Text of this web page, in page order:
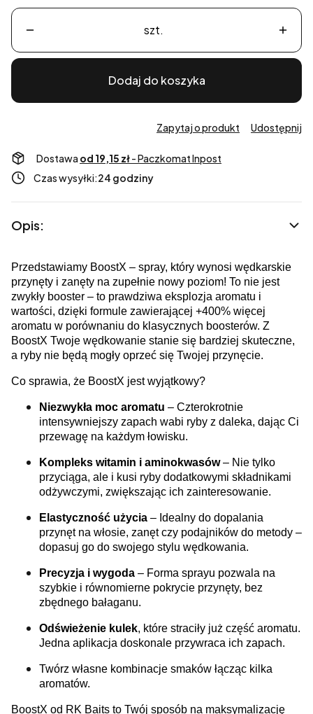
szt.
Dodaj do koszyka
Zapytaj o produkt Udostępnij
Dostawa od 19,15 zł- Paczkomat Inpost
Czas wysyłki:24 godziny
Opis:
Przedstawiamy BoostX – spray, który wynosi wędkarskie
przynęty i zanęty na zupełnie nowy poziom! To nie jest
zwykły booster – to prawdziwa eksplozja aromatu i
wartości, dzięki formule zawierającej +400% więcej
aromatu w porównaniu do klasycznych boosterów. Z
BoostX Twoje wędkowanie stanie się bardziej skuteczne,
a ryby nie będą mogły oprzeć się Twojej przynęcie.
Co sprawia, że BoostX jest wyjątkowy?
Niezwykła moc aromatu – Czterokrotnie
intensywniejszy zapach wabi ryby z daleka, dając Ci
przewagę na każdym łowisku.
Kompleks witamin i aminokwasów– Nie tylko
przyciąga, ale i kusi ryby dodatkowymi składnikami
odżywczymi, zwiększając ich zainteresowanie.
Elastyczność użycia – Idealny do dopalania
przynęt na włosie, zanęt czy podajników do metody –
dopasuj go do swojego stylu wędkowania.
Precyzja i wygoda – Forma sprayu pozwala na
szybkie i równomierne pokrycie przynęty, bez
zbędnego bałaganu.
Odświeżenie kulek, które straciły już część aromatu.
Jedna aplikacja doskonale przywraca ich zapach.
Twórz własne kombinacje smaków łącząc kilka
aromatów.
BoostX od RK Baits to Twój sposób na maksymalizację